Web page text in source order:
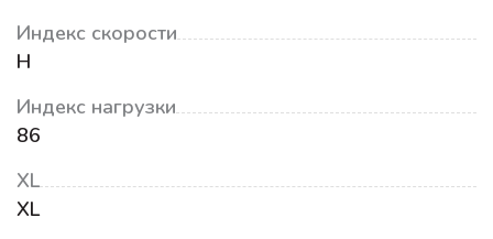
Индекс скорости
H
Индекс нагрузки
86
XL
XL